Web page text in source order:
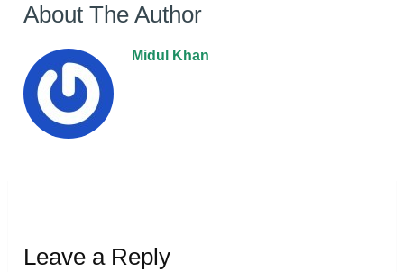
About The Author
Midul Khan
Leave a Reply